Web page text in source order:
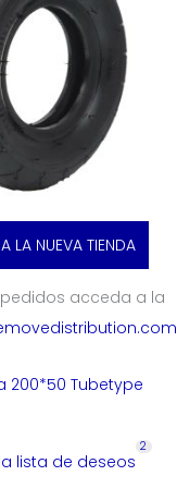
LA NUEVA TIENDA
acceda a la
200*50 Tubetype
lista de deseos
2